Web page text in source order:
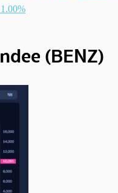
(BENZ)